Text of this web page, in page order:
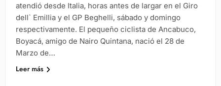
atendió desde Italia, horas antes de largar en el Giro
dell` Emillia y el GP Beghelli, sábado y domingo
respectivamente. El pequeño ciclista de Ancabuco,
Boyacá, amigo de Nairo Quintana, nació el 28 de
Marzo de…
Leer más